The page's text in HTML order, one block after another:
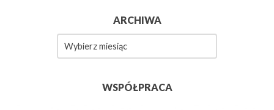
ARCHIWA
WSPÓŁPRACA